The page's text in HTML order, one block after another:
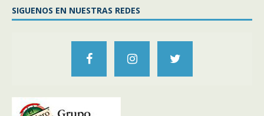
SIGUENOS EN NUESTRAS REDES